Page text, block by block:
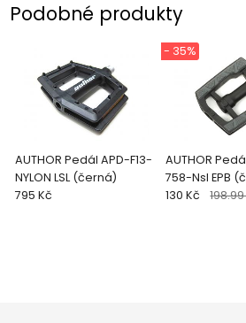
Podobné produkty
AUTHOR Pedál APD-F13-
NYLON LSL (černá)
795 Kč
AUTHOR
758-Nsl EPB (černá/
šedá)
- 35%
130 Kč